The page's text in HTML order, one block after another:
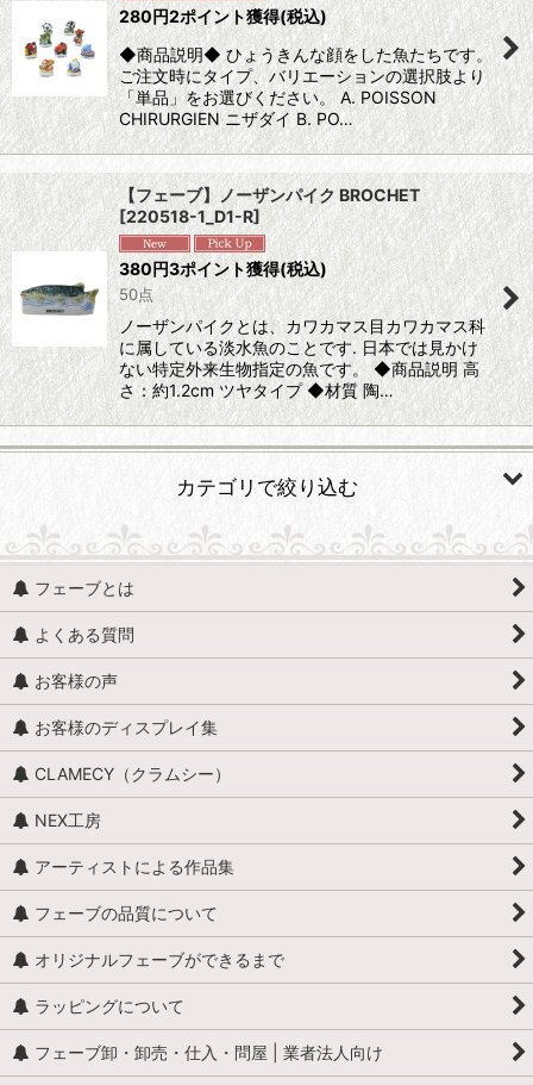
280円2ポイント獲得(税込)
◆商品説明◆ ひょうきんな顔をした魚たちです。
ご注文時にタイプ、バリエーションの選択肢より
「単品」をお選びください。 A. POISSON
CHIRURGIEN ニザダイ B. PO…
【フェーブ】ノーザンパイク BROCHET
[220518-1_D1-R]
380円3ポイント獲得(税込)
50点
ノーザンパイクとは、カワカマス目カワカマス科
に属している淡水魚のことです. 日本では見かけ
ない特定外来生物指定の魚です。 ◆商品説明 高
さ：約1.2cm ツヤタイプ ◆材質 陶…
カテゴリで絞り込む
動物 (すべての商品を表示)
魚、イルカ、くじら、サメ
馬（うま）
牛
昆虫・爬虫類・両生類
カエル
全般（ぞう、ねずみ 等）
ふくろう
カメ
フェーブとは
よくある質問
お客様の声
お客様のディスプレイ集
CLAMECY（クラムシー）
NEX工房
アーティストによる作品集
フェーブの品質について
オリジナルフェーブができるまで
ラッピングについて
フェーブ卸・卸売・仕入・問屋 | 業者法人向け